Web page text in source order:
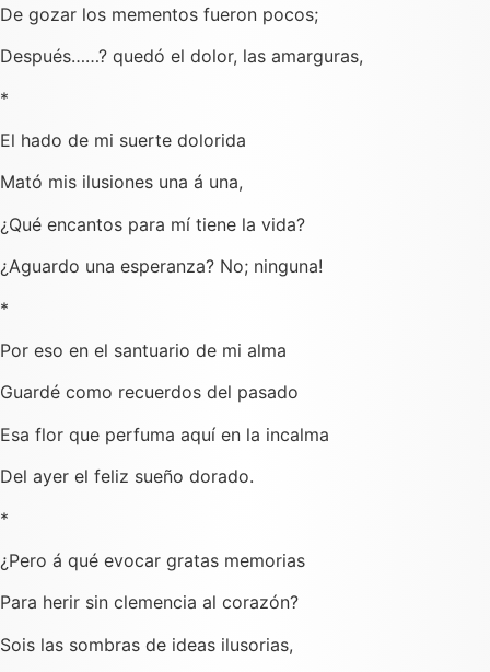
De gozar los mementos fueron pocos;
Después……? quedó el dolor, las amarguras,
*
El hado de mi suerte dolorida
Mató mis ilusiones una á una,
¿Qué encantos para mí tiene la vida?
¿Aguardo una esperanza? No; ninguna!
*
Por eso en el santuario de mi alma
Guardé como recuerdos del pasado
Esa flor que perfuma aquí en la incalma
Del ayer el feliz sueño dorado.
*
¿Pero á qué evocar gratas memorias
Para herir sin clemencia al corazón?
Sois las sombras de ideas ilusorias,